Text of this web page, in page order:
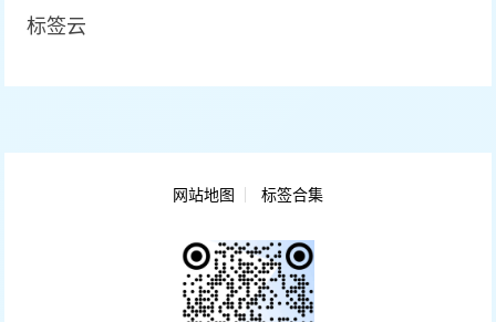
标签云
网站地图 标签合集